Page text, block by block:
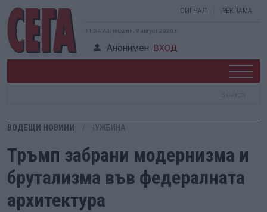
СИГНАЛ РЕКЛАМА
11:54:44, неделя, 9 август 2026 г.
Анонимен ВХОД
ВОДЕЩИ НОВИНИ ЧУЖБИНА
Тръмп забрани модернизма и
брутализма във федералната
архитектура